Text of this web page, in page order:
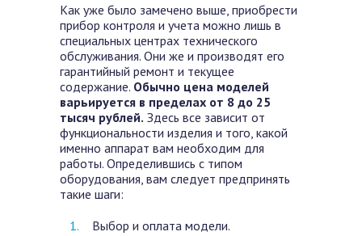
Как уже было замечено выше, приобрести
прибор контроля и учета можно лишь в
специальных центрах технического
обслуживания. Они же и производят его
гарантийный ремонт и текущее
содержание. Обычно цена моделей
варьируется в пределах от 8 до 25
тысяч рублей. Здесь все зависит от
функциональности изделия и того, какой
именно аппарат вам необходим для
работы. Определившись с типом
оборудования, вам следует предпринять
такие шаги:
Выбор и оплата модели.